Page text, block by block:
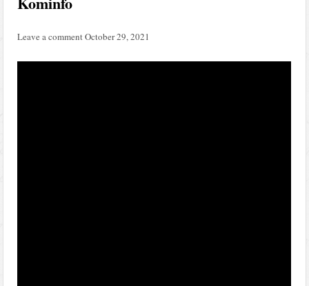
Leave a comment October 29, 2021